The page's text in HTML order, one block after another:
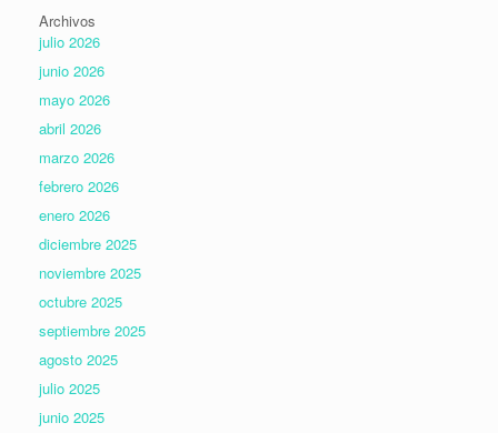
Archivos
julio 2026
junio 2026
mayo 2026
abril 2026
marzo 2026
febrero 2026
enero 2026
diciembre 2025
noviembre 2025
octubre 2025
septiembre 2025
agosto 2025
julio 2025
junio 2025